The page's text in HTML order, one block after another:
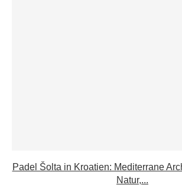
Padel Šolta in Kroatien: Mediterrane
Natur,...